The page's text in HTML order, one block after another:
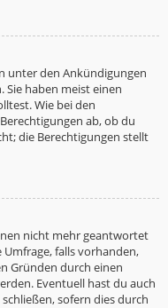
unter den Ankündigungen
Sie haben meist einen
Wie bei den
ab, ob du
die Berechtigungen stellt
nicht mehr geantwortet
falls vorhanden,
Gründen durch einen
Eventuell hast du auch
sofern dies durch